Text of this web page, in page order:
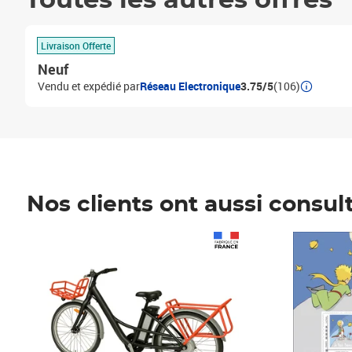
Livraison Offerte
Neuf
Vendu et expédié parRéseau Electronique3.75/5(106)
Nos clients ont aussi
Prix 6,25€ HT